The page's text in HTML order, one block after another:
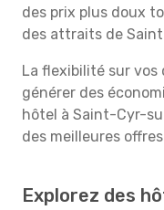
des prix plus doux
des attraits de
La flexibilité sur vos
générer des
hôtel à Saint-Cyr-
des meilleures
Explorez des